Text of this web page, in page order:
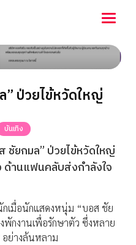
ป่วยไข้หวัดใหญ่
บันเทิง
ชัยกมล” ป่วยไข้หวัดใหญ่
านแฟนคลับส่งกำลังใจ
เมื่อนักแสดงหนุ่ม “บอส ชัย
กงานเพื่อรักษาตัว ซึ่งหลาย
อย่างล้นหลาม